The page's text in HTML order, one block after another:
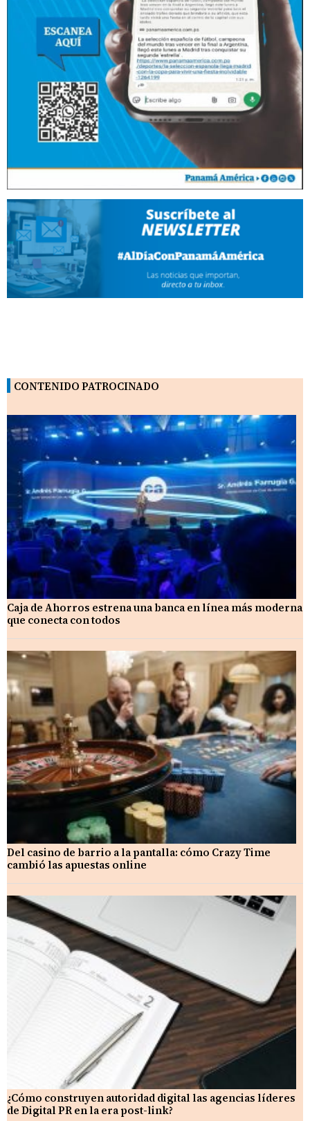
CONTENIDO PATROCINADO
Caja de Ahorros estrena una banca en línea más moderna
que conecta con todos
Del casino de barrio a la pantalla: cómo Crazy Time
cambió las apuestas online
¿Cómo construyen autoridad digital las agencias líderes
de Digital PR en la era post-link?